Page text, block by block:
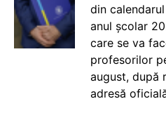
din
anul școlar
care se va
profesorilor
august, după
adresă